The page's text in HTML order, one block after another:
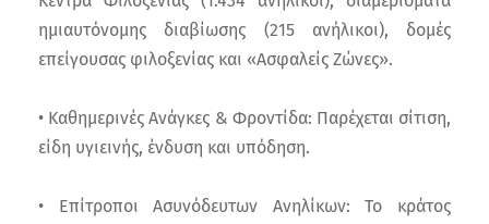
ημιαυτόνομης διαβίωσης (215 ανήλικοι), δομές
επείγουσας φιλοξενίας και «Ασφαλείς Ζώνες».
• Καθημερινές Ανάγκες & Φροντίδα: Παρέχεται σίτιση,
είδη υγιεινής, ένδυση και υπόδηση.
• Επίτροποι Ασυνόδευτων Ανηλίκων: Το κράτος